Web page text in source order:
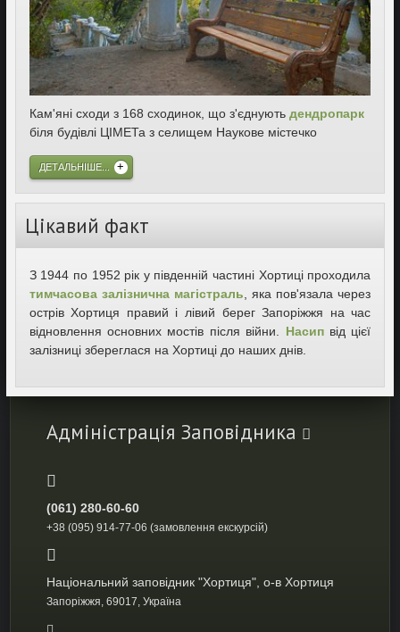
Кам'яні сходи з 168 сходинок, що з'єднують дендропарк
біля будівлі ЦІМЕТа з селищем Наукове містечко
ДЕТАЛЬНІШЕ...
Цікавий факт
З 1944 по 1952 рік у південній частині Хортиці проходила
тимчасова залізнична магістраль , яка пов'язала через
острів Хортиця правий і лівий берег Запоріжжя на час
відновлення основних мостів після війни. Насипвід цієї
залізниці збереглася на Хортиці до наших днів.
Адміністрація Заповідника
(061) 280-60-60
+38 (095) 914-77-06 (замовлення екскурсій)
Національний заповідник "Хортиця", о-в Хортиця
Запоріжжя, 69017, Україна